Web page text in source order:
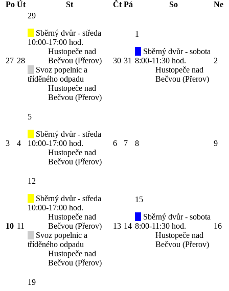
Po Út St Čt Pá So Ne
27 28
29
Sběrný dvůr - středa
10:00-17:00 hod.
Hustopeče nad
Bečvou (Přerov)
Svoz popelnic a
tříděného odpadu
Hustopeče nad
Bečvou (Přerov)
30 31
1
Sběrný dvůr - sobota
8:00-11:30 hod.
Hustopeče nad
Bečvou (Přerov)
2
3 4
5
Sběrný dvůr - středa
10:00-17:00 hod.
Hustopeče nad
Bečvou (Přerov)
6 7 8 9
10 11
12
Sběrný dvůr - středa
10:00-17:00 hod.
Hustopeče nad
Bečvou (Přerov)
Svoz popelnic a
tříděného odpadu
Hustopeče nad
Bečvou (Přerov)
13 14
15
Sběrný dvůr - sobota
8:00-11:30 hod.
Hustopeče nad
Bečvou (Přerov)
16
19